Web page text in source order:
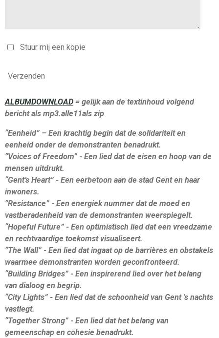
Stuur mij een kopie
Verzenden
ALBUMDOWNLOAD = gelijk aan de textinhoud volgend
bericht als mp3.alle11als zip
“Eenheid” – Een krachtig begin dat de solidariteit en
eenheid onder de demonstranten benadrukt.
“Voices of Freedom” - Een lied dat de eisen en hoop van de
mensen uitdrukt.
“Gent’s Heart” - Een eerbetoon aan de stad Gent en haar
inwoners.
“Resistance” - Een energiek nummer dat de moed en
vastberadenheid van de demonstranten weerspiegelt.
“Hopeful Future” - Een optimistisch lied dat een vreedzame
en rechtvaardige toekomst visualiseert.
“The Wall” - Een lied dat ingaat op de barrières en obstakels
waarmee demonstranten worden geconfronteerd.
“Building Bridges” - Een inspirerend lied over het belang
van dialoog en begrip.
“City Lights” - Een lied dat de schoonheid van Gent 's nachts
vastlegt.
“Together Strong” - Een lied dat het belang van
gemeenschap en cohesie benadrukt.